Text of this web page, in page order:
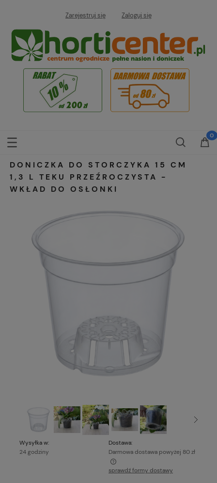
Zarejestruj się Zaloguj się
DONICZKA DO STORCZYKA 15 CM
1,3 L TEKU PRZEŹROCZYSTA -
WKŁAD DO OSŁONKI
Wysyłka w:
24 godziny
Dostawa:
Darmowa dostawa powyżej 80 zł
Każde zamówienie o wartości powyżej 80 zł wysyłamy
sprawdź formy dostawy